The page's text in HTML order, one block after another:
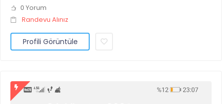
0 Yorum
Randevu Alınız
Profili Görüntüle